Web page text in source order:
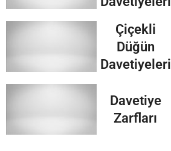
Çiçekli
Düğün
Davetiyeleri
Davetiye
Zarfları